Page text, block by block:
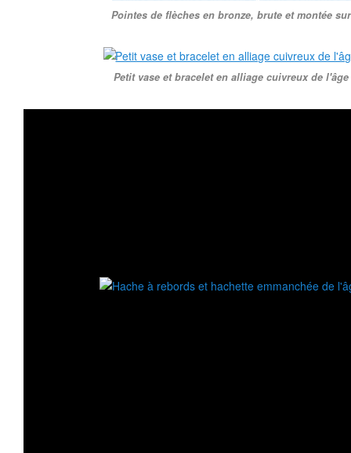
Pointes de flèches en bronze, brute et montée
Petit vase et bracelet en alliage cuivreux de